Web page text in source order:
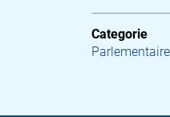
Categorie